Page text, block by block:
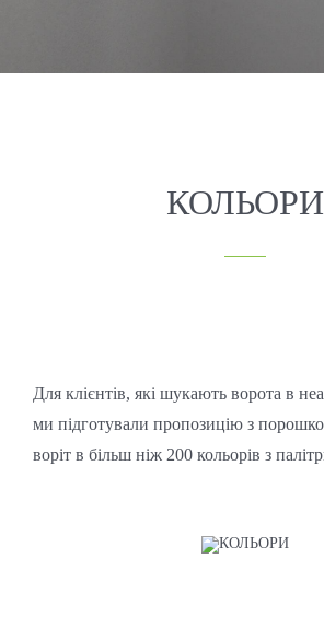
КОЛЬОРИ
Для клієнтів, які шукають ворота в
ми підготували пропозицію з
воріт в більш ніж 200 кольорів з